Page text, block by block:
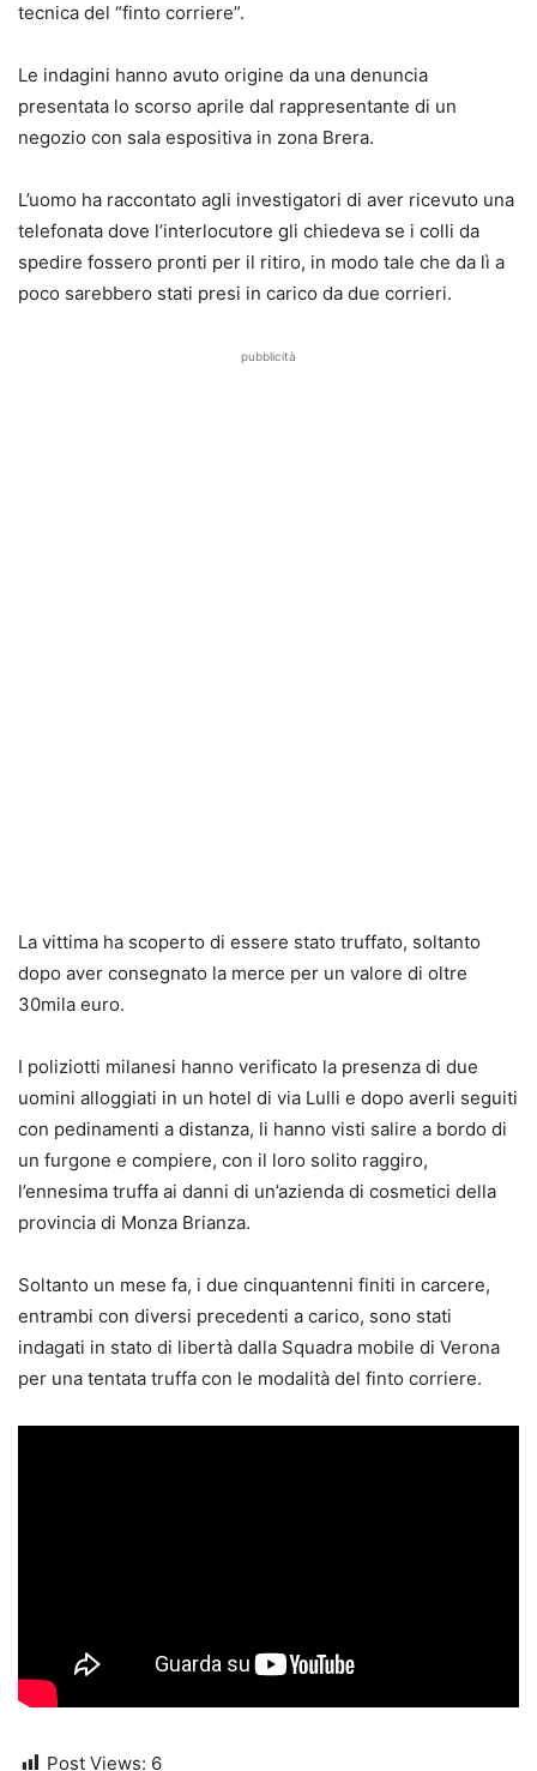
tecnica del “finto corriere”.
Le indagini hanno avuto origine da una denuncia
presentata lo scorso aprile dal rappresentante di un
negozio con sala espositiva in zona Brera.
L’uomo ha raccontato agli investigatori di aver ricevuto una
telefonata dove l’interlocutore gli chiedeva se i colli da
spedire fossero pronti per il ritiro, in modo tale che da lì a
poco sarebbero stati presi in carico da due corrieri.
pubblicità
La vittima ha scoperto di essere stato truffato, soltanto
dopo aver consegnato la merce per un valore di oltre
30mila euro.
I poliziotti milanesi hanno verificato la presenza di due
uomini alloggiati in un hotel di via Lulli e dopo averli seguiti
con pedinamenti a distanza, li hanno visti salire a bordo di
un furgone e compiere, con il loro solito raggiro,
l’ennesima truffa ai danni di un’azienda di cosmetici della
provincia di Monza Brianza.
Soltanto un mese fa, i due cinquantenni finiti in carcere,
entrambi con diversi precedenti a carico, sono stati
indagati in stato di libertà dalla Squadra mobile di Verona
per una tentata truffa con le modalità del finto corriere.
Post Views: 6